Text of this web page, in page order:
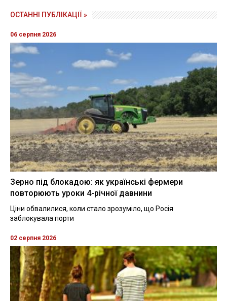
ОСТАННІ ПУБЛІКАЦІЇ »
06 серпня 2026
Зерно під блокадою: як українські фермери
повторюють уроки 4-річної давнини
Ціни обвалилися, коли стало зрозуміло, що Росія
заблокувала порти
02 серпня 2026